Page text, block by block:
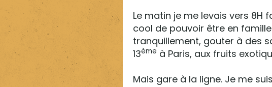
Le matin je me levais vers 8H
cool de pouvoir être en
tranquillement, gouter à des
13ème à Paris, aux fruits
Mais gare à la ligne. Je me